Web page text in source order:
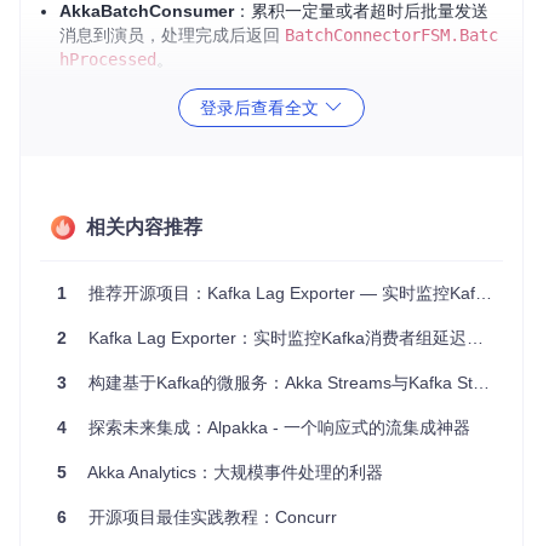
AkkaBatchConsumer：累积一定量或者超时后批量发送
消息到演员，处理完成后返回 BatchConnectorFSM.Batc
hProcessed
3、项目及技术应用场景
间件，实现服务间的异步通信和解耦。
即时通讯系统。
4、项目特点
灵活的配置：可配置的消费者线程数、批处理大小和等待时
独立扩展：akka-kafka 支持单个连接器和多连接器场景，
ps
方便地创建实例。
：默认集成 SLF4J 日志框架，允许与其他日
志库无缝对接。
登录后查看全文
相关内容推荐
1 推荐开源项目：Kafka Lag Exporter — 实时监控Kafka消费者延迟
2 Kafka Lag Exporter：实时监控Kafka消费者组延迟的利器
3 构建基于Kafka的微服务：Akka Streams与Kafka Streams教程推荐
4 探索未来集成：Alpakka - 一个响应式的流集成神器
5 Akka Analytics：大规模事件处理的利器
6 开源项目最佳实践教程：Concurr